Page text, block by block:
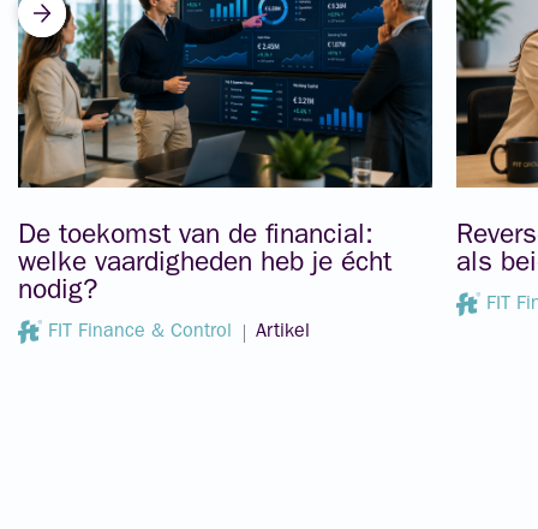
De toekomst van de financial:
welke vaardigheden heb je écht
nodig?
FIT Finance & Control Artikel
als
FIT